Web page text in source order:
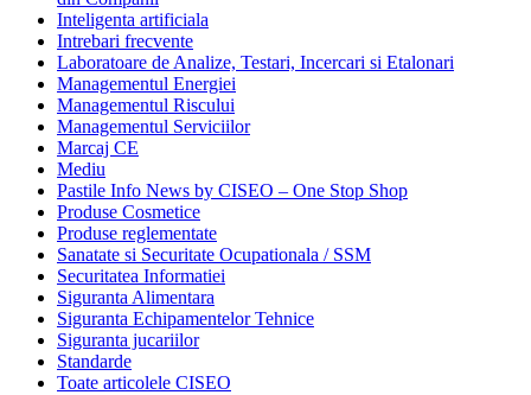
Inteligenta artificiala
Intrebari frecvente
Laboratoare de Analize, Testari, Incercari si Etalonari
Managementul Energiei
Managementul Riscului
Managementul Serviciilor
Marcaj CE
Mediu
Pastile Info News by CISEO – One Stop Shop
Produse Cosmetice
Produse reglementate
Sanatate si Securitate Ocupationala / SSM
Securitatea Informatiei
Siguranta Alimentara
Siguranta Echipamentelor Tehnice
Siguranta jucariilor
Standarde
Toate articolele CISEO